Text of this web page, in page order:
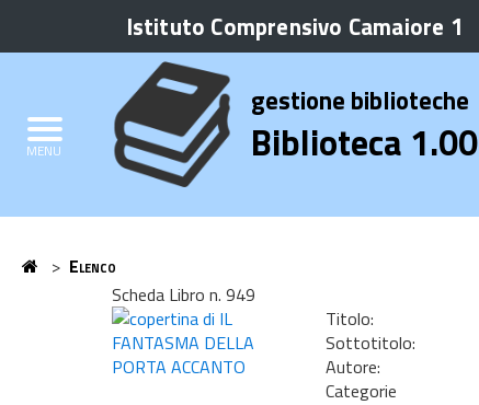
Credits
Istituto Comprensivo Camaiore 1
Biblioteca
MENU
gestione biblioteche
Biblioteca 1.00
Home
> Elenco
Scheda Libro n. 949
Titolo:
Sottotitolo:
Autore:
Categorie